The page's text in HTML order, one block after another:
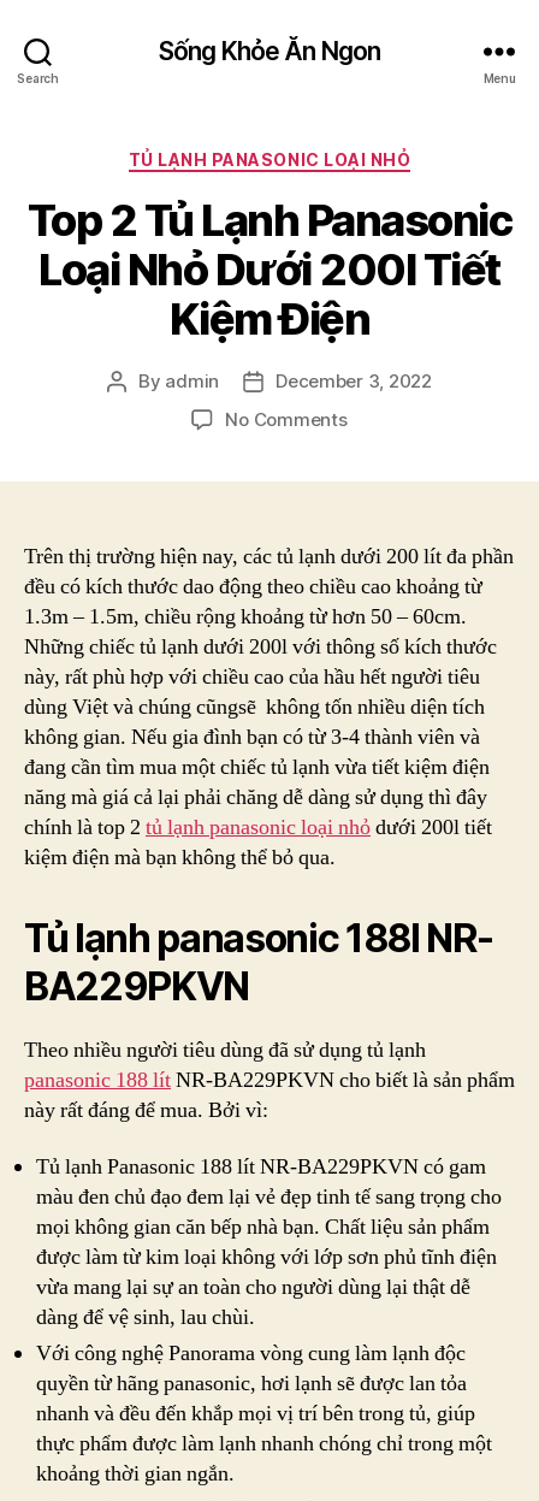
Search
Sống Khỏe Ăn Ngon
Menu
Categories
TỦ LẠNH PANASONIC LOẠI NHỎ
Top 2 Tủ Lạnh Panasonic
Loại Nhỏ Dưới 200l Tiết
Kiệm Điện
Post
By admin
Post
date
December 3, 2022
No Commentson
Panasonic
Dưới
200l
Tiết
Kiệm
Điện
Trên thị trường hiện nay, các tủ lạnh dưới 200 lít đa phần
đều có kích thước dao động theo chiều cao khoảng từ
1.3m – 1.5m, chiều rộng khoảng từ hơn 50 – 60cm.
Những chiếc tủ lạnh dưới 200l với thông số kích thước
này, rất phù hợp với chiều cao của hầu hết người tiêu
dùng Việt và chúng cũngsẽ không tốn nhiều diện tích
không gian. Nếu gia đình bạn có từ 3-4 thành viên và
đang cần tìm mua một chiếc tủ lạnh vừa tiết kiệm điện
năng mà giá cả lại phải chăng dễ dàng sử dụng thì đây
chính là top 2 tủ lạnh panasonic loại nhỏdưới 200l tiết
kiệm điện mà bạn không thể bỏ qua.
Tủ lạnh panasonic 188l NR-
BA229PKVN
Theo nhiều người tiêu dùng đã sử dụng tủ lạnh
panasonic 188 lítNR-BA229PKVN cho biết là sản phẩm
này rất đáng để mua. Bởi vì:
Tủ lạnh Panasonic 188 lít NR-BA229PKVN có gam
màu đen chủ đạo đem lại vẻ đẹp tinh tế sang trọng cho
mọi không gian căn bếp nhà bạn. Chất liệu sản phẩm
được làm từ kim loại không với lớp sơn phủ tĩnh điện
vừa mang lại sự an toàn cho người dùng lại thật dễ
dàng để vệ sinh, lau chùi.
Với công nghệ Panorama vòng cung làm lạnh độc
quyền từ hãng panasonic, hơi lạnh sẽ được lan tỏa
nhanh và đều đến khắp mọi vị trí bên trong tủ, giúp
thực phẩm được làm lạnh nhanh chóng chỉ trong một
khoảng thời gian ngắn.